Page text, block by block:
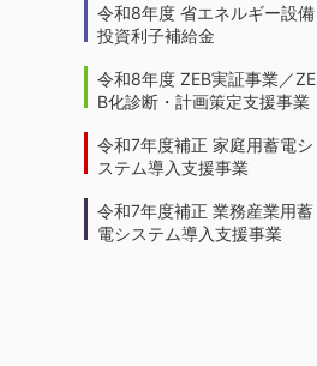
令和8年度 省エネルギー設備
投資利子補給金
令和8年度 ZEB実証事業／ZE
B化診断・計画策定支援事業
令和7年度補正 家庭用蓄電シ
ステム導入支援事業
令和7年度補正 業務産業用蓄
電システム導入支援事業